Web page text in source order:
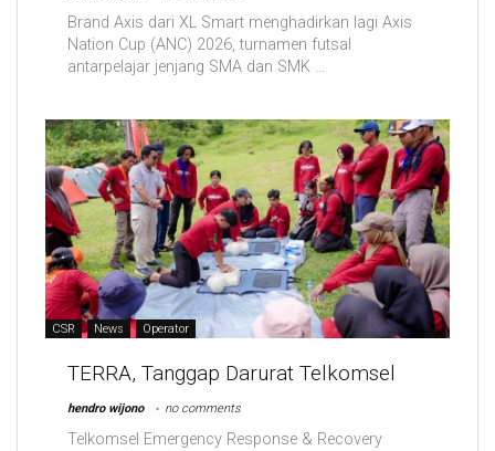
Brand Axis dari XL Smart menghadirkan lagi Axis
Nation Cup (ANC) 2026, turnamen futsal
antarpelajar jenjang SMA dan SMK ...
CSR News Operator
TERRA, Tanggap Darurat Telkomsel
hendro wijono no comments
Telkomsel Emergency Response & Recovery